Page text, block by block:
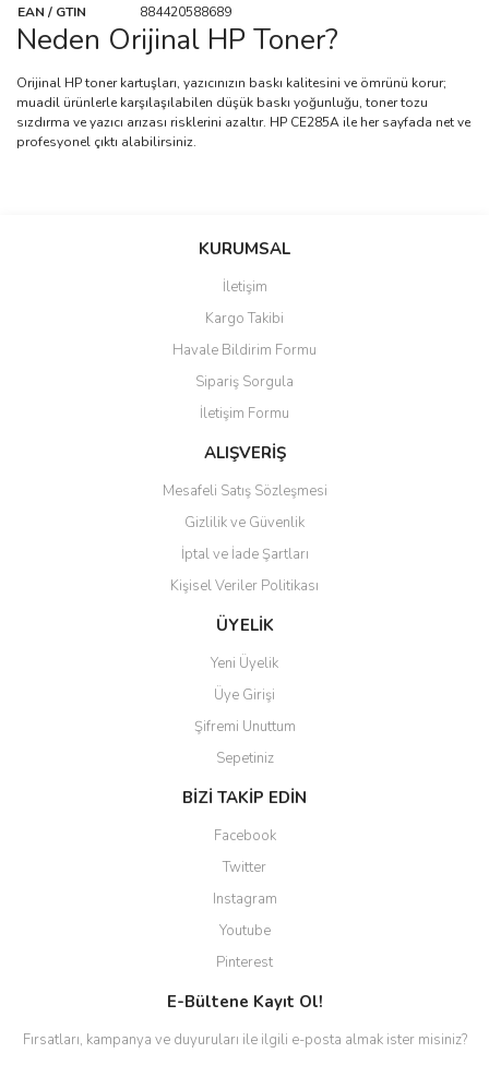
EAN / GTIN
884420588689
Neden Orijinal HP Toner?
Orijinal HP toner kartuşları, yazıcınızın baskı kalitesini ve ömrünü korur;
muadil ürünlerle karşılaşılabilen düşük baskı yoğunluğu, toner tozu
sızdırma ve yazıcı arızası risklerini azaltır. HP CE285A ile her sayfada net ve
profesyonel çıktı alabilirsiniz.
Bu ürüne ilk yorumu siz yapın!
Ürün resmi kalitesiz, bozuk veya görüntülenemiyor.
Ürün açıklamasında eksik bilgiler bulunuyor.
Ürün bilgilerinde hatalar bulunuyor.
Ürün fiyatı diğer sitelerden daha pahalı.
Bu ürüne benzer farklı alternatifler olmalı.
Gönder
KURUMSAL
İletişim
Kargo Takibi
Havale Bildirim Formu
Sipariş Sorgula
İletişim Formu
ALIŞVERİŞ
Mesafeli Satış Sözleşmesi
Gizlilik ve Güvenlik
İptal ve İade Şartları
Kişisel Veriler Politikası
ÜYELİK
Yeni Üyelik
Üye Girişi
Şifremi Unuttum
Sepetiniz
BİZİ TAKİP EDİN
Facebook
Twitter
Instagram
Youtube
Pinterest
E-Bültene Kayıt Ol!
Fırsatları, kampanya ve duyuruları ile ilgili e-posta almak ister misiniz?